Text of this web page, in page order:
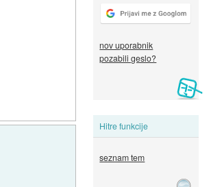
nov uporabnik
pozabili geslo?
Hitre funkcije
seznam tem